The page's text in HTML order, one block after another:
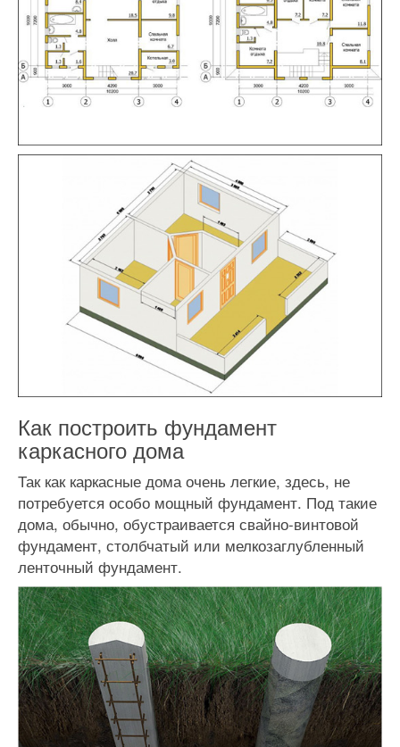
Как построить фундамент
каркасного дома
Так как каркасные дома очень легкие, здесь, не
потребуется особо мощный фундамент. Под такие
дома, обычно, обустраивается свайно-винтовой
фундамент, столбчатый или мелкозаглубленный
ленточный фундамент.